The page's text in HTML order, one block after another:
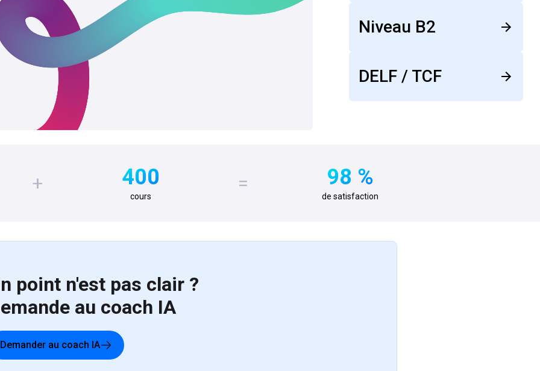
Niveau B2
DELF / TCF
+ 400
cours
= 98 %
de satisfaction
point n'est pas clair ?
au coach IA
Demander au coach IA